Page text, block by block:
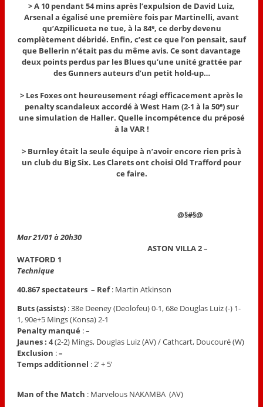
> A 10 pendant 54 mins après l’expulsion de David Luiz,
Arsenal a égalisé une première fois par Martinelli, avant
qu’Azpilicueta ne tue, à la 84e, ce derby devenu
complètement débridé. Enfin, c’est ce que l’on pensait, sauf
que Bellerin n’était pas du même avis. Ce sont davantage
deux points perdus par les Blues qu’une unité grattée par
des Gunners auteurs d’un petit hold-up…
> Les Foxes ont heureusement réagi efficacement après le
penalty scandaleux accordé à West Ham (2-1 à la 50e) sur
une simulation de Haller. Quelle incompétence du préposé
à la VAR !
> Burnley était la seule équipe à n’avoir encore rien pris à
un club du Big Six. Les Clarets ont choisi Old Trafford pour
ce faire.
@§#§@
Mar 21/01 à 20h30
ASTON VILLA 2 –
WATFORD 1
Technique
40.867 spectateurs – Ref: Martin Atkinson
Buts (assists) : 38e Deeney (Deolofeu) 0-1, 68e Douglas Luiz (-) 1-
1, 90e+5 Mings (Konsa) 2-1
Penalty manqué : –
Jaunes : 4(2-2) Mings, Douglas Luiz (AV) / Cathcart, Doucouré (W)
Exclusion :–
Temps additionnel : 2’ + 5’
Man of the Match : Marvelous NAKAMBA (AV)